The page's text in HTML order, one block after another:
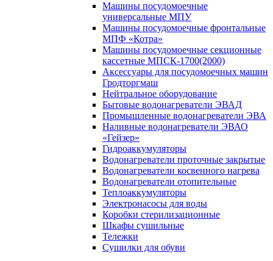
Машины посудомоечные
универсальные МПУ
Машины посудомоечные фронтальные
МПФ «Котра»
Машины посудомоечные секционные
кассетные МПСК-1700(2000)
Аксессуары для посудомоечных машин
Гродторгмаш
Нейтральное оборудование
Бытовые водонагреватели ЭВАД
Промышленные водонагреватели ЭВА
Наливные водонагреватели ЭВАО
«Гейзер»
Гидроаккумуляторы
Водонагреватели проточные закрытые
Водонагреватели косвенного нагрева
Водонагреватели отопительные
Теплоаккумуляторы
Электронасосы для воды
Коробки стерилизационные
Шкафы сушильные
Тележки
Сушилки для обуви